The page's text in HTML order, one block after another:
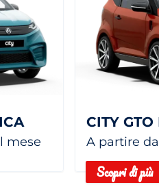
mese
CITY GTO
A partire
Scopri di più